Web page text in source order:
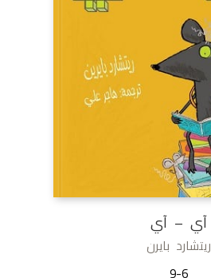
آي – آي
ريتشارد بايرن